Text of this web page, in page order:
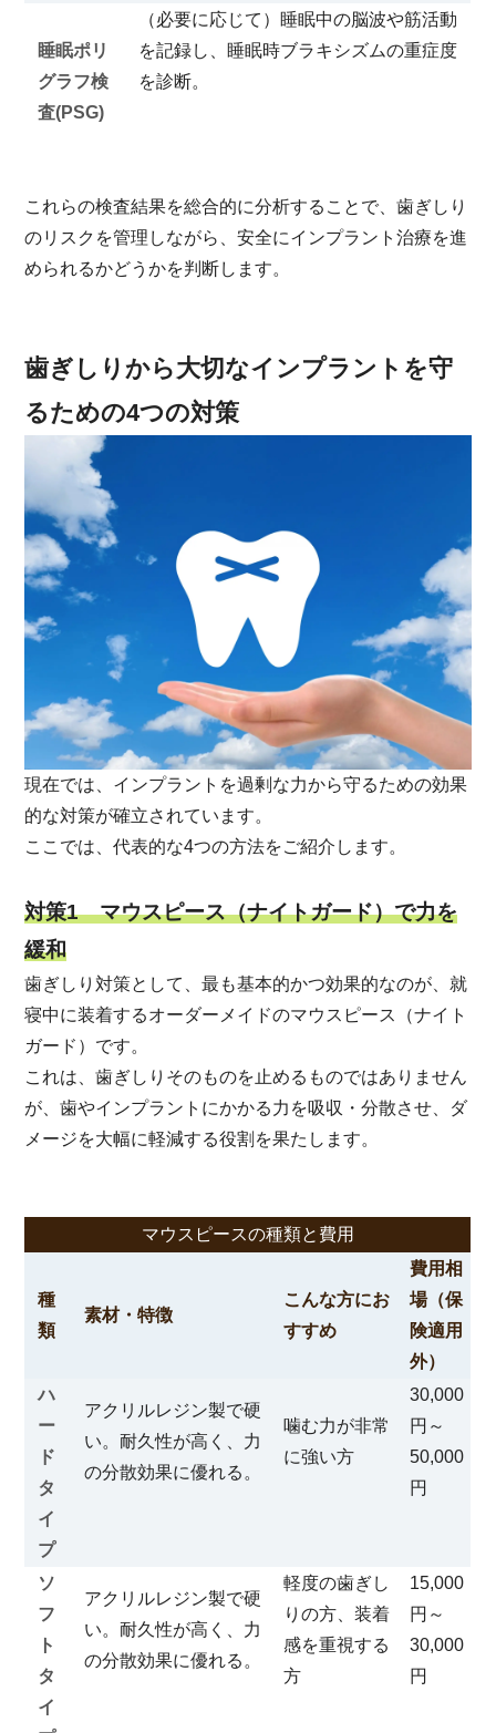
睡眠ポリ
グラフ検
査(PSG)
（必要に応じて）睡眠中の脳波や筋活動
を記録し、睡眠時ブラキシズムの重症度
を診断。
これらの検査結果を総合的に分析することで、歯ぎしり
のリスクを管理しながら、安全にインプラント治療を進
められるかどうかを判断します。
歯ぎしりから大切なインプラントを守
るための4つの対策
現在では、インプラントを過剰な力から守るための効果
的な対策が確立されています。
ここでは、代表的な4つの方法をご紹介します。
対策1 マウスピース（ナイトガード）で力を
緩和
歯ぎしり対策として、最も基本的かつ効果的なのが、就
寝中に装着するオーダーメイドのマウスピース（ナイト
ガード）です。
これは、歯ぎしりそのものを止めるものではありません
が、歯やインプラントにかかる力を吸収・分散させ、ダ
メージを大幅に軽減する役割を果たします。
マウスピースの種類と費用
種
類
素材・特徴
こんな方にお
すすめ
費用相
場（保
険適用
外）
ハ
ー
ド
タ
イ
プ
アクリルレジン製で硬
い。耐久性が高く、力
の分散効果に優れる。
噛む力が非常
に強い方
30,000
円～
50,000
円
ソ
フ
ト
タ
イ
アクリルレジン製で硬
い。耐久性が高く、力
の分散効果に優れる。
軽度の歯ぎし
りの方、装着
感を重視する
方
15,000
円～
30,000
円